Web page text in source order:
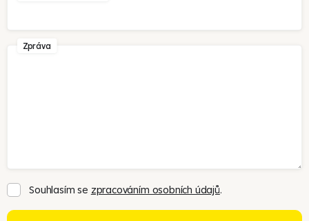
Zpráva
Souhlasím se zpracováním osobních údajů.